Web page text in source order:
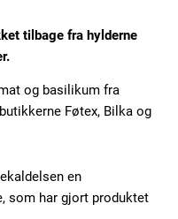
tilbage fra hylderne
og basilikum fra
Føtex, Bilka og
en
som har gjort produktet